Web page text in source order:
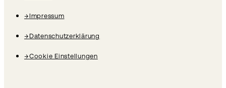
→Impressum
→Datenschutzerklärung
→Cookie Einstellungen